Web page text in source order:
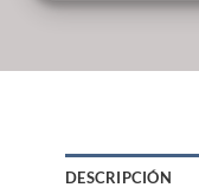
DESCRIPCIÓN